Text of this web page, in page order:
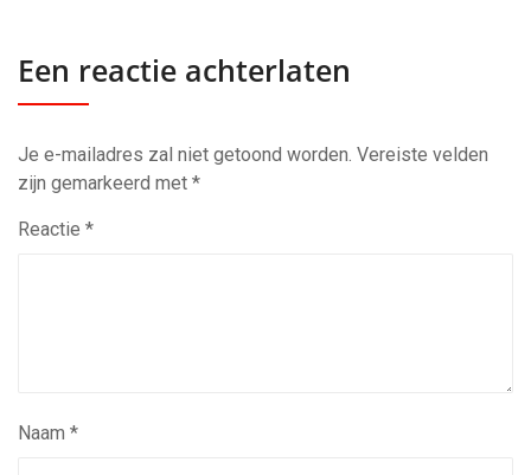
Een reactie achterlaten
Je e-mailadres zal niet getoond worden. Vereiste velden
zijn gemarkeerd met *
Reactie *
Naam *